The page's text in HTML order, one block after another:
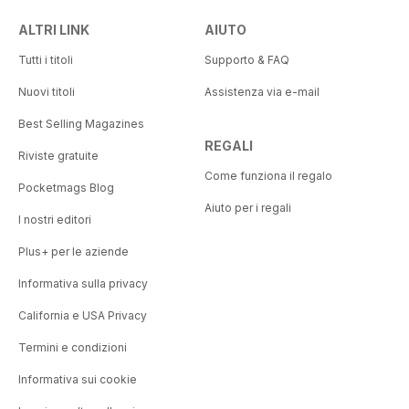
ALTRI LINK
Tutti i titoli
Nuovi titoli
Best Selling Magazines
Riviste gratuite
Pocketmags Blog
I nostri editori
Plus+ per le aziende
Informativa sulla privacy
California e USA Privacy
Termini e condizioni
Informativa sui cookie
AIUTO
Supporto & FAQ
Assistenza via e-mail
REGALI
Come funziona il regalo
Aiuto per i regali